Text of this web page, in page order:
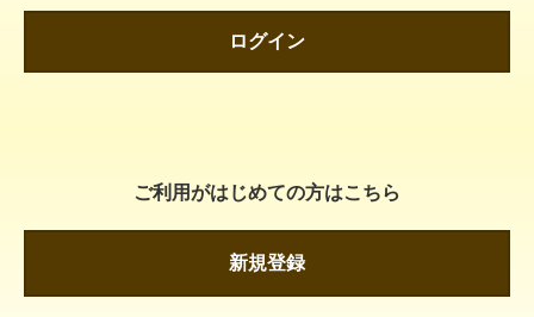
ログイン
ご利用がはじめての方はこちら
新規登録